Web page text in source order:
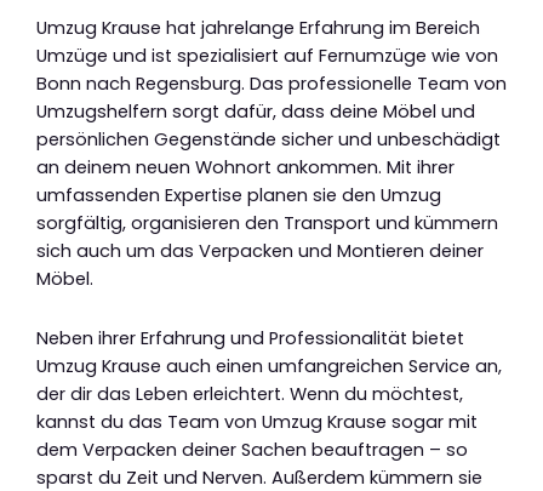
Umzug Krause hat jahrelange Erfahrung im Bereich
Umzüge und ist spezialisiert auf Fernumzüge wie von
Bonn nach Regensburg. Das professionelle Team von
Umzugshelfern sorgt dafür, dass deine Möbel und
persönlichen Gegenstände sicher und unbeschädigt
an deinem neuen Wohnort ankommen. Mit ihrer
umfassenden Expertise planen sie den Umzug
sorgfältig, organisieren den Transport und kümmern
sich auch um das Verpacken und Montieren deiner
Möbel.
Neben ihrer Erfahrung und Professionalität bietet
Umzug Krause auch einen umfangreichen Service an,
der dir das Leben erleichtert. Wenn du möchtest,
kannst du das Team von Umzug Krause sogar mit
dem Verpacken deiner Sachen beauftragen – so
sparst du Zeit und Nerven. Außerdem kümmern sie